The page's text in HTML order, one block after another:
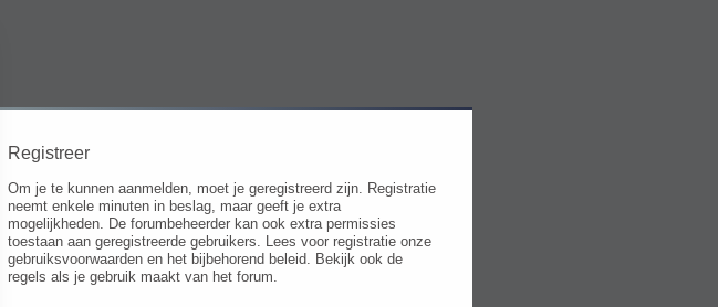
Registreer
Om je te kunnen aanmelden, moet je geregistreerd zijn. Registratie
neemt enkele minuten in beslag, maar geeft je extra
mogelijkheden. De forumbeheerder kan ook extra permissies
toestaan aan geregistreerde gebruikers. Lees voor registratie onze
gebruiksvoorwaarden en het bijbehorend beleid. Bekijk ook de
regels als je gebruik maakt van het forum.